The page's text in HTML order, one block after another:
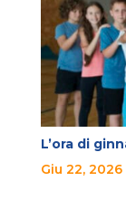
L’ora di
Giu 22, 2026